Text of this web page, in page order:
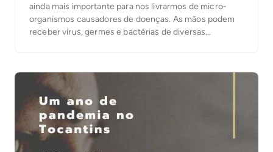
ainda mais importante para nos livrarmos de micro-
organismos causadores de doenças. As mãos podem
receber vírus, germes e bactérias de diversas
como nestas situações: após usar o vaso sanitário; ao
apertar as […]